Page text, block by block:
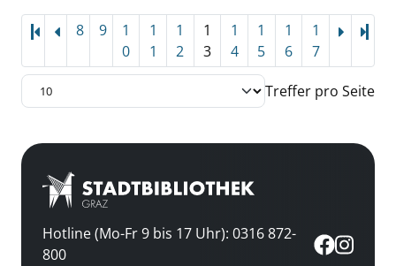
8 9
1
0
1
1
1
2
1
3
1
4
1
5
1
6
1
7
Treffer pro Seite
Hotline (Mo-Fr 9 bis 17 Uhr): 0316 872-
800